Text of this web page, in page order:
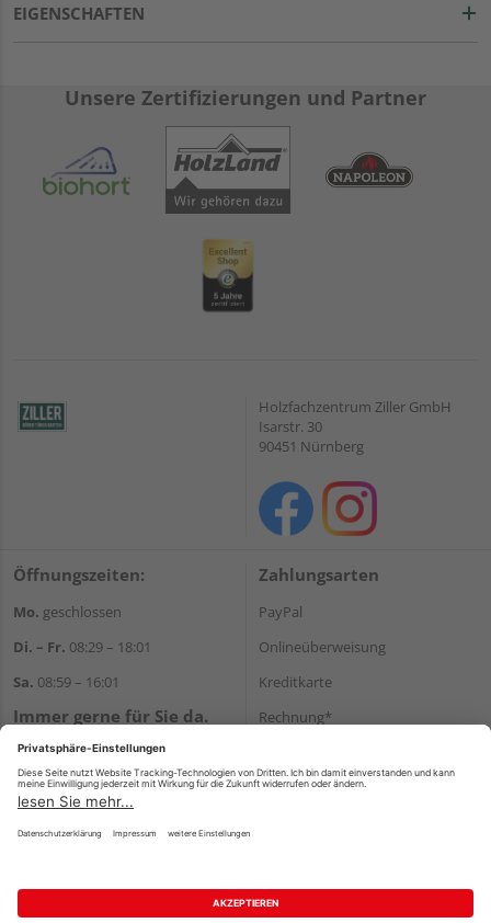
EIGENSCHAFTEN
Unsere Zertifizierungen und Partner
Holzfachzentrum Ziller GmbH
Isarstr. 30
90451 Nürnberg
Öffnungszeiten:
Mo. geschlossen
Di. – Fr. 08:29 – 18:01
Sa. 08:59 – 16:01
Immer gerne für Sie da.
E-Mail:kontakt@holzziller.de
Zahlungsarten
PayPal
Onlineüberweisung
Kreditkarte
Rechnung*
Versand
Impressum AGB Widerruf
Datenschutz